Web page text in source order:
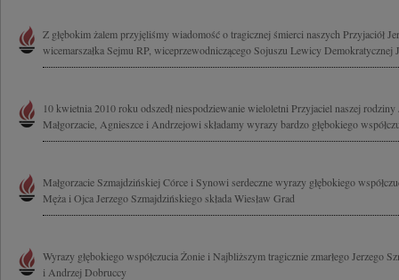
Z głębokim żalem przyjęliśmy wiadomość o tragicznej śmierci naszych Przyjaciół
wicemarszałka Sejmu RP, wiceprzewodniczącego Sojuszu Lewicy Demokratycznej
10 kwietnia 2010 roku odszedł niespodziewanie wieloletni Przyjaciel naszej
Małgorzacie, Agnieszce i Andrzejowi składamy wyrazy bardzo głębokiego
Małgorzacie Szmajdzińskiej Córce i Synowi serdeczne wyrazy głębokiego
Męża i Ojca Jerzego Szmajdzińskiego składa Wiesław Grad
Wyrazy głębokiego współczucia Żonie i Najbliższym tragicznie zmarłego Jerzego
i Andrzej Dobruccy